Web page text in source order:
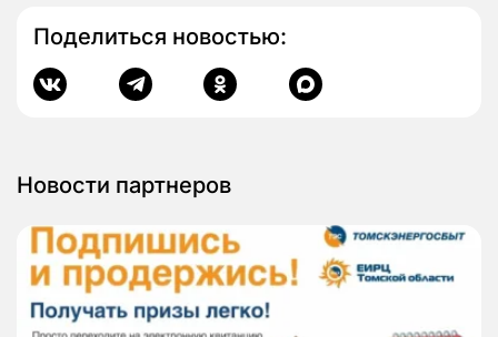
Поделиться новостью:
Новости партнеров